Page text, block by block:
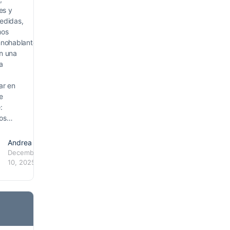
y
una
en
Andrea
December
10, 2025